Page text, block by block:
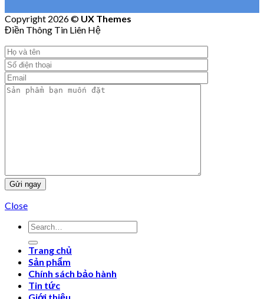
Copyright 2026 © UX Themes
Điền Thông Tin Liên Hệ
Close
Trang chủ
Sản phẩm
Chính sách bảo hành
Tin tức